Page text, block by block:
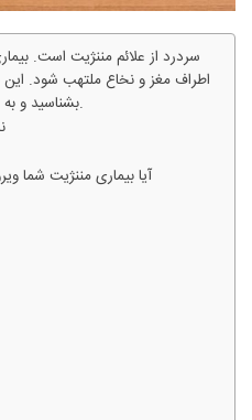
سردرد از علائم مننژیت است.
اطراف مغز و نخاع ملتهب شود.
بشناسید و به دنبال اقدامات فوری پزشکی باشید.
آیا بیماری مننژیت شما